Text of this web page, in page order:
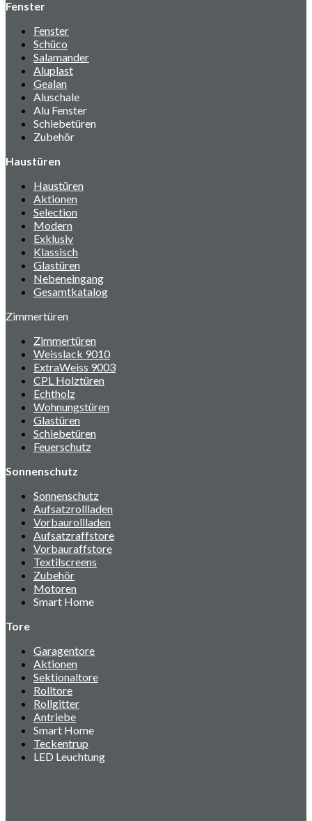
Fenster
Fenster
Schüco
Salamander
Aluplast
Gealan
Aluschale
Alu Fenster
Schiebetüren
Zubehör
Haustüren
Haustüren
Aktionen
Selection
Modern
Exklusiv
Klassisch
Glastüren
Nebeneingang
Gesamtkatalog
Zimmertüren
Zimmertüren
Weisslack 9010
ExtraWeiss 9003
CPL Holztüren
Echtholz
Wohnungstüren
Glastüren
Schiebetüren
Feuerschutz
Sonnenschutz
Sonnenschutz
Aufsatzrollladen
Vorbaurollladen
Aufsatzraffstore
Vorbauraffstore
Textilscreens
Zubehör
Motoren
Smart Home
Tore
Garagentore
Aktionen
Sektionaltore
Rolltore
Rollgitter
Antriebe
Smart Home
Teckentrup
LED Leuchtung